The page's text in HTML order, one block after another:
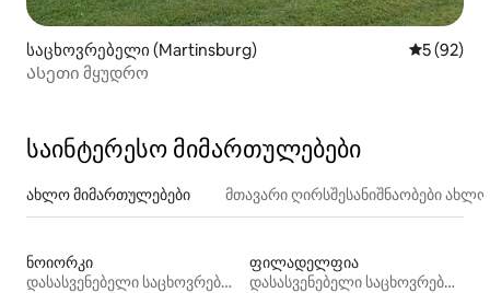
საცხოვრებელი (Martinsburg) საშუალო
5 (92)
Ასეთი მყუდრო
საინტერესო მიმართულებები
ახლო მიმართულებები მთავარი ღირსშესანიშნაობები
ნოიორკი
დასასვენებელი საცხოვრებლები
ფილადელფია
დასასვენებელი საცხოვრებლები